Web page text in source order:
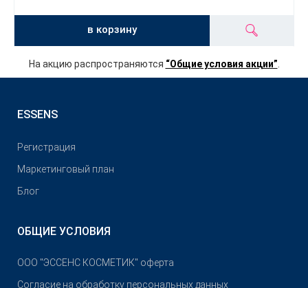
в корзину
На акцию распространяются “Общие условия акции”
ESSENS
Pегистрация
Маркетинговый план
Блог
ОБЩИЕ УСЛОВИЯ
OOO "ЭССЕНС КОСМЕТИК" оферта
Согласие на обработку персональных данных